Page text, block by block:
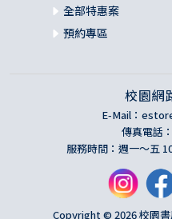
全部特惠案
預約專區
校園網
E-Mail：
傳真電話
服務時間：週一～五
Copyright © 2026 校園